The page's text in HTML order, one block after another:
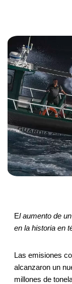
El aumento de
en la historia en
Las emisiones
alcanzaron un
millones de